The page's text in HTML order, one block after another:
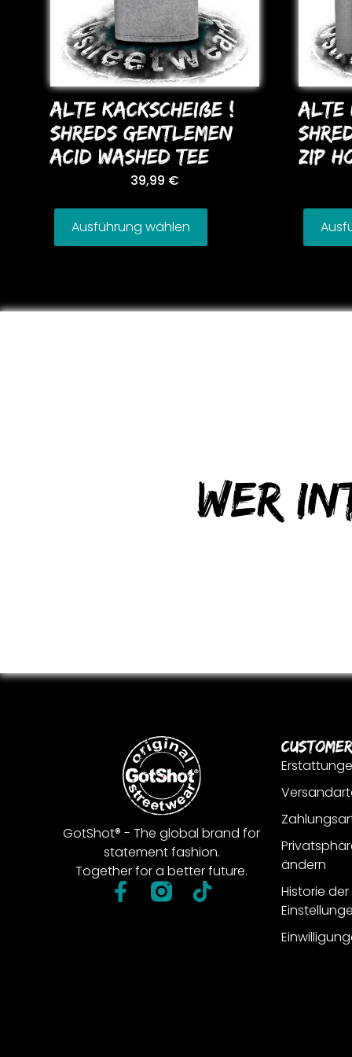
ALTE KACKSCHEIßE !
SHREDS GENTLEMEN
ACID WASHED TEE
39,99 €
Ausführung wählen
ALTE
ZIP
Wer
GotShot® - The global brand for
statement fashion.
Together for a better future.
ändern
Historie